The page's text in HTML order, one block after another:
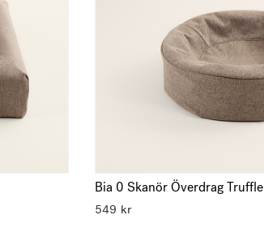
Bia 0 Skanör Överdrag Truffle
549 kr